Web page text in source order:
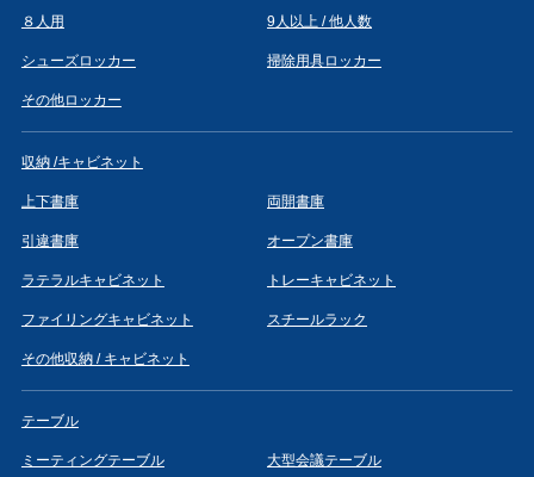
８人用 9人以上 / 他人数
シューズロッカー 掃除用具ロッカー
その他ロッカー
収納 /キャビネット
上下書庫 両開書庫
引違書庫 オープン書庫
ラテラルキャビネット トレーキャビネット
ファイリングキャビネット スチールラック
その他収納 / キャビネット
テーブル
ミーティングテーブル 大型会議テーブル